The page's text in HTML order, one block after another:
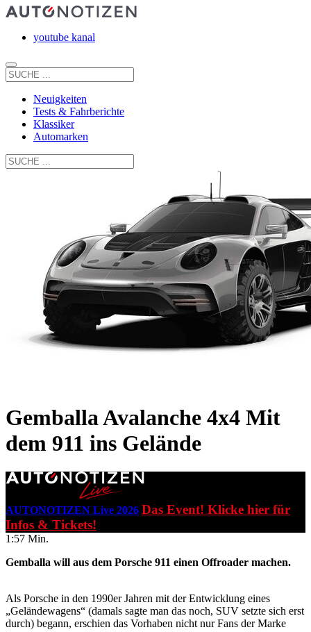
youtube kanal
Neuigkeiten
Tests & Fahrberichte
Klassiker
Automarken
Gemballa Avalanche 4x4 Mit
dem 911 ins Gelände
AUTONOTIZEN Live 2026 Das Event! Klicke hier für
Infos & Tickets!
1:57 Min.
Gemballa will aus dem Porsche 911 einen Offroader machen.
Als Porsche in den 1990er Jahren mit der Entwicklung eines
„Geländewagens“ (damals sagte man das noch, SUV setzte sich erst
durch) begann, erschien das Vorhaben nicht nur Fans der Marke